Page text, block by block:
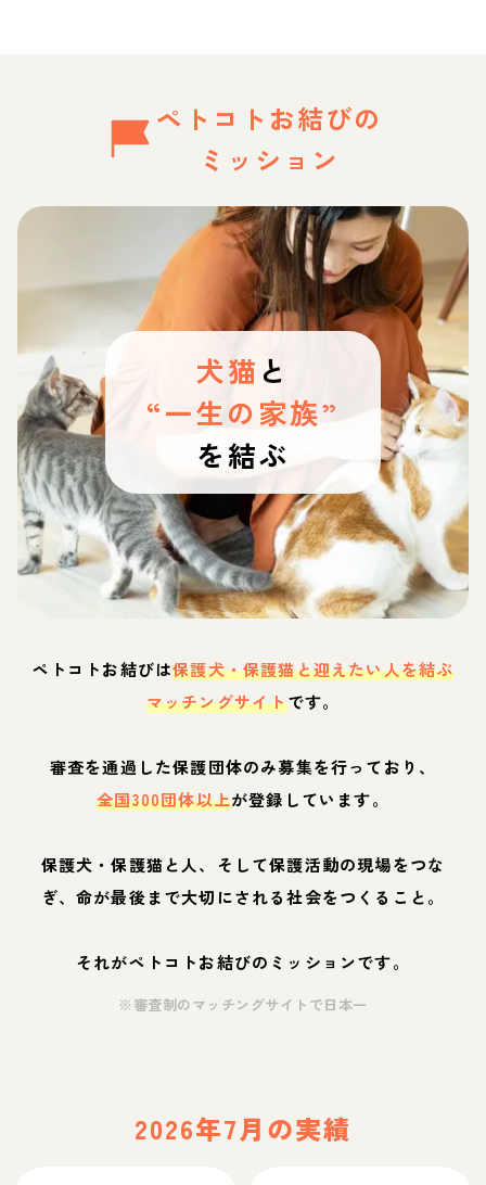
ペトコトお結びの
ミッション
犬猫 と
“一生の家族”
を結ぶ
ペトコトお結びは保護犬・保護猫と迎えたい人を結ぶ
マッチングサイトです。
審査を通過した保護団体のみ募集を行っており、
全国300団体以上が登録しています。
保護犬・保護猫と人、そして保護活動の現場をつな
ぎ、命が最後まで大切にされる社会をつくること。
それがペトコトお結びのミッションです。
※審査制のマッチングサイトで日本一
2026年7月の実績